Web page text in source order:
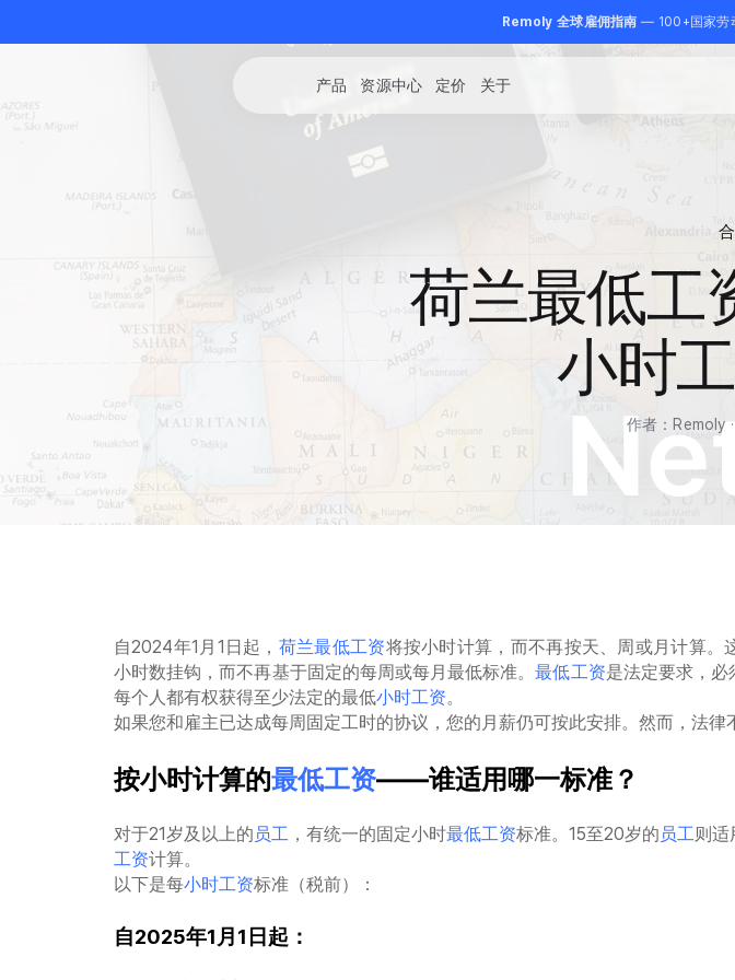
Remoly 全球雇佣指南 — 100+国家劳
产品 资源中心 定价 关于
荷兰最低工
小时
作者：Remoly
自2024年1月1日起， 荷兰最低工资将按小时计算，而不再按天、周或月计算
小时数挂钩，而不再基于固定的每周或每月最低标准。最低工资是法定要求，
每个人都有权获得至少法定的最低小时工资。
如果您和雇主已达成每周固定工时的协议，您的月薪仍可按此安排。然而，法律
按小时计算的最低工资——谁适用哪一标准？
对于21岁及以上的员工 ，有统一的固定小时最低工资标准。15至20岁的员工则
工资计算。
以下是每小时工资标准（税前）：
自2025年1月1日起：